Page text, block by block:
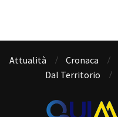
Attualità Cronaca
Dal Territorio